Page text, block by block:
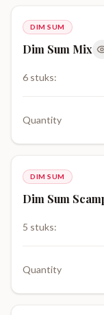
DIM SUM
Dim Sum Mix
6 stuks:
Quantity
DIM SUM
Dim Sum
5 stuks:
Quantity